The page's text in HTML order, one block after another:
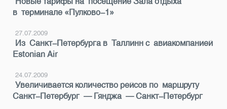
в терминале «Пулково-1»
27.07.2009
Из Санкт-Петербурга в Таллинн с авиакомпанией
Estonian Air
24.07.2009
Увеличивается количество рейсов по маршруту
Санкт-Петербург — Гянджа — Санкт-Петербург